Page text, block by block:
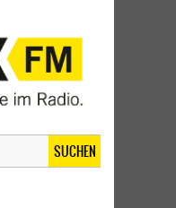
SUCHEN